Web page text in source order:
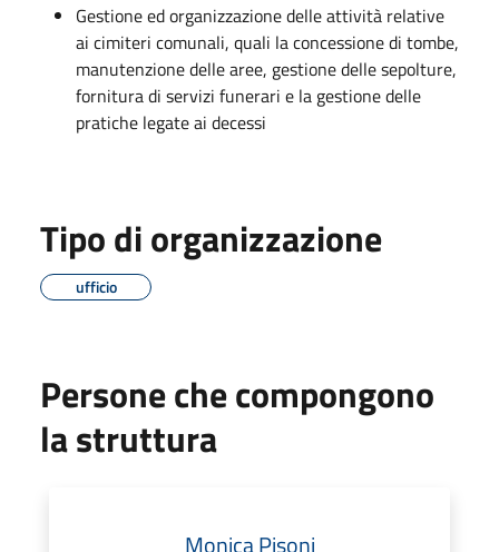
Gestione ed organizzazione delle attività relative
ai cimiteri comunali, quali la concessione di tombe,
manutenzione delle aree, gestione delle sepolture,
fornitura di servizi funerari e la gestione delle
pratiche legate ai decessi
Tipo di organizzazione
ufficio
Persone che compongono
la struttura
Monica Pisoni